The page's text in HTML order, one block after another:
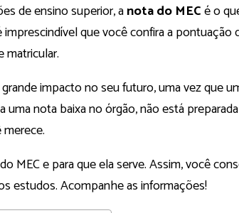
de ensino superior, anota do MECé o
que você confira a pontuação
matricular.
impacto no seu futuro, uma vez que
nota baixa no órgão, não está
MEC e para que ela serve. Assim, você
estudos. Acompanhe as informações!